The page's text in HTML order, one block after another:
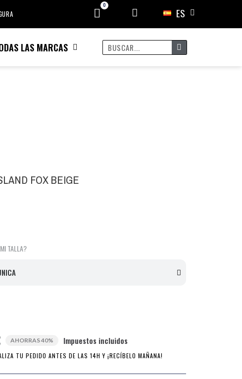
ES
LAS MARCAS
FOX BEIGE
TALLA?
AHORRAS 40% Impuestos incluidos
TU PEDIDO ANTES DE LAS 14H Y ¡RECÍBELO MAÑANA!